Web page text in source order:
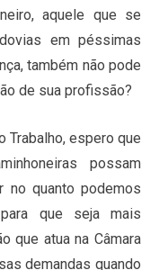
aquele que se
em péssimas
também não pode
de sua profissão?
Trabalho, espero que
possam
quanto podemos
que seja mais
que atua na Câmara
demandas quando